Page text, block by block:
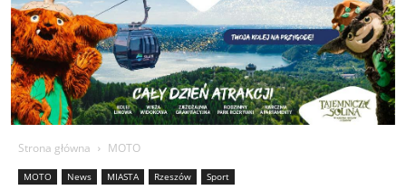
Strona główna MOTO
MOTO News MIASTA Rzeszów Sport